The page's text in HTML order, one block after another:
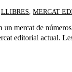
LLIBRES, MERCAT
mercat de
editorial actual.